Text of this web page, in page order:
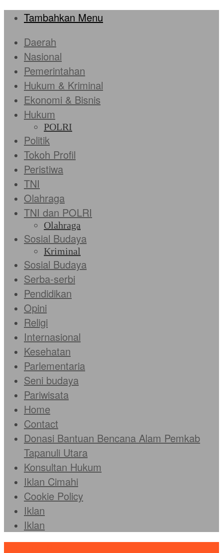
Tambahkan Menu
Daerah
Nasional
Pemerintahan
Hukum & Kriminal
Ekonomi & Bisnis
Hukum
POLRI
Politik
Tokoh Profil
Peristiwa
TNI
Olahraga
TNI dan POLRI
Olahraga
Sosial Budaya
Kriminal
Sosial Budaya
Serba-serbi
Pendidikan
Opini
Religi
Internasional
Kesehatan
Parlementaria
Seni budaya
Pariwisata
Home
Contact
Donasi Bantuan Bencana Alam Pemkab
Tapanuli Utara
Konsultan Hukum
Iklan Cimahi
Cookie Policy
Iklan
Iklan